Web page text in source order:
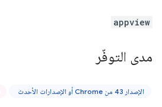
appview
مدى التوفّر
الإصدار 43 من Chrome أو الإصدارات الأحدث